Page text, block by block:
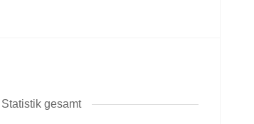
Statistik gesamt